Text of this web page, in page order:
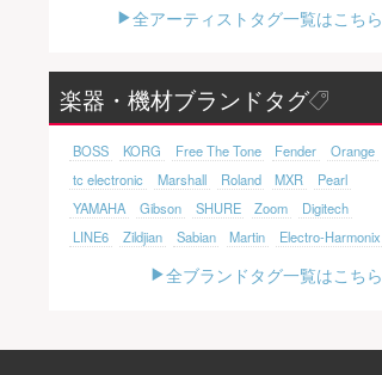
全アーティストタグ一覧はこちら
楽器・機材ブランドタグ
BOSS KORG Free The Tone Fender
Orange
tc electronic
Marshall Roland MXR
Pearl
YAMAHA
Gibson SHURE Zoom
Digitech
LINE6
Zildjian Sabian Martin Electro-Harmonix
全ブランドタグ一覧はこちら